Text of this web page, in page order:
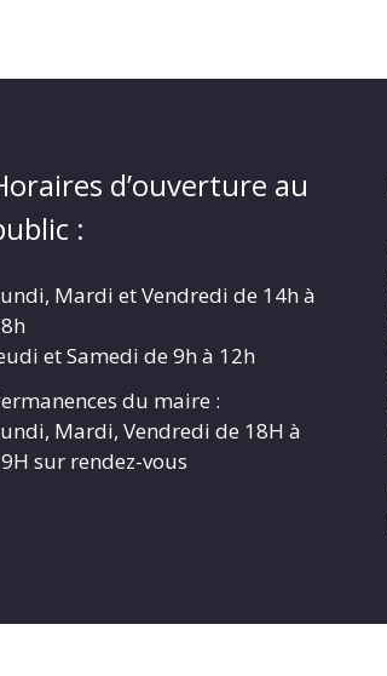
d’ouverture au
:
Mardi et Vendredi de 14h à
et Samedi de 9h à 12h
du maire :
Mardi, Vendredi de 18H à
sur rendez-vous